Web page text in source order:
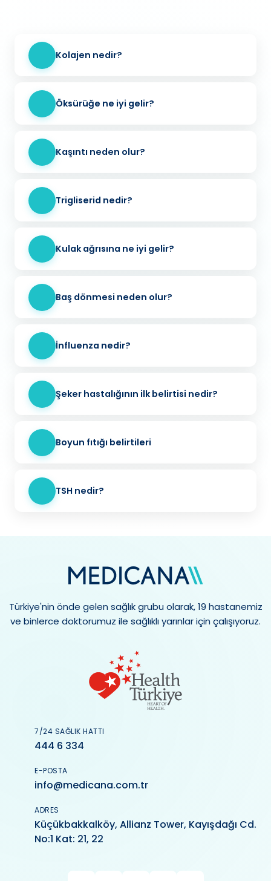
Kolajen nedir?
Öksürüğe ne iyi gelir?
Kaşıntı neden olur?
Trigliserid nedir?
Kulak ağrısına ne iyi gelir?
Baş dönmesi neden olur?
İnfluenza nedir?
Şeker hastalığının ilk belirtisi nedir?
Boyun fıtığı belirtileri
TSH nedir?
Türkiye'nin önde gelen sağlık grubu olarak, 19 hastanemiz
ve binlerce doktorumuz ile sağlıklı yarınlar için çalışıyoruz.
7/24 SAĞLIK HATTI
444 6 334
E-POSTA
info@medicana.com.tr
ADRES
Küçükbakkalköy, Allianz Tower, Kayışdağı Cd.
No:1 Kat: 21, 22